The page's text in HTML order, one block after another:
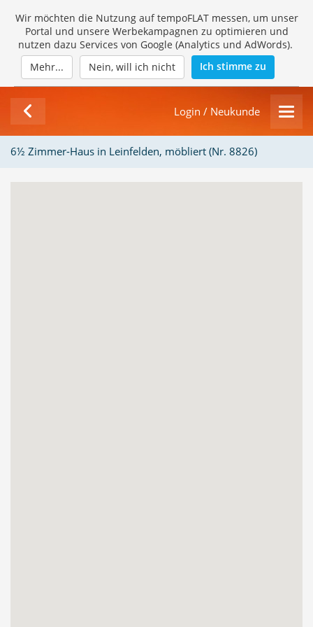
Wir möchten die Nutzung auf tempoFLAT messen, um unser
Portal und unsere Werbekampagnen zu optimieren und
nutzen dazu Services von Google (Analytics und AdWords).
Mehr...
Nein, will ich nicht Ich stimme zu
Login / Neukunde
6½ Zimmer-Haus in Leinfelden, möbliert (Nr. 8826)